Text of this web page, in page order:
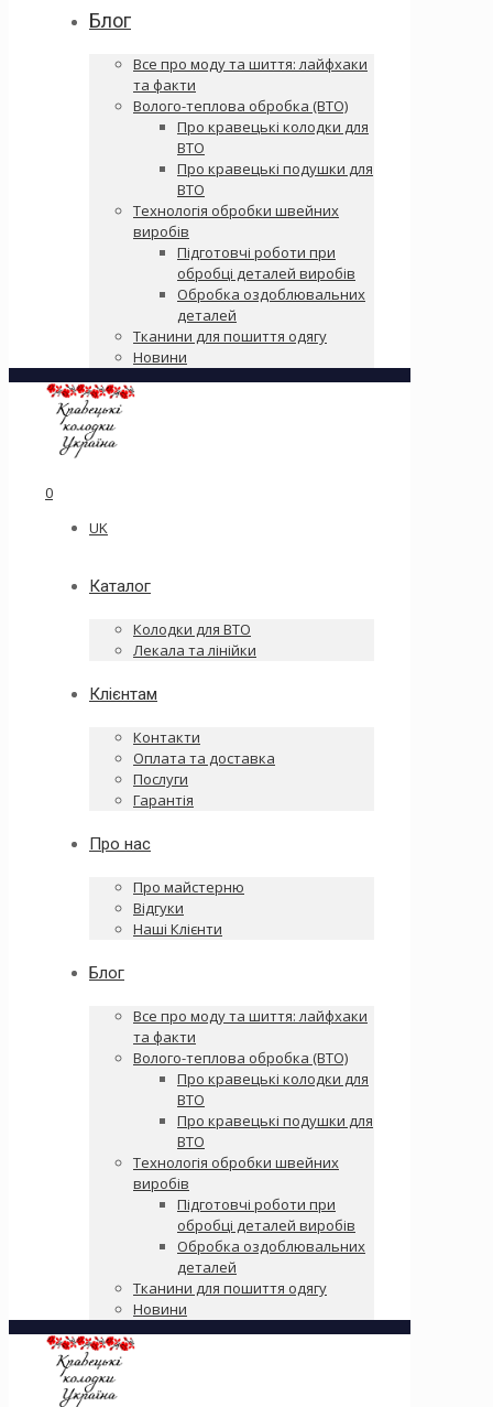
Блог
Все про моду та шиття: лайфхаки
та факти
Волого-теплова обробка (ВТО)
Про кравецькі колодки для
ВТО
Про кравецькі подушки для
ВТО
Технологія обробки швейних
виробів
Підготовчі роботи при
обробці деталей виробів
Обробка оздоблювальних
деталей
Тканини для пошиття одягу
Новини
0
UK
Каталог
Колодки для ВТО
Лекала та лінійки
Клієнтам
Контакти
Оплата та доставка
Послуги
Гарантія
Про нас
Про майстерню
Відгуки
Наші Клієнти
Блог
Все про моду та шиття: лайфхаки
та факти
Волого-теплова обробка (ВТО)
Про кравецькі колодки для
ВТО
Про кравецькі подушки для
ВТО
Технологія обробки швейних
виробів
Підготовчі роботи при
обробці деталей виробів
Обробка оздоблювальних
деталей
Тканини для пошиття одягу
Новини